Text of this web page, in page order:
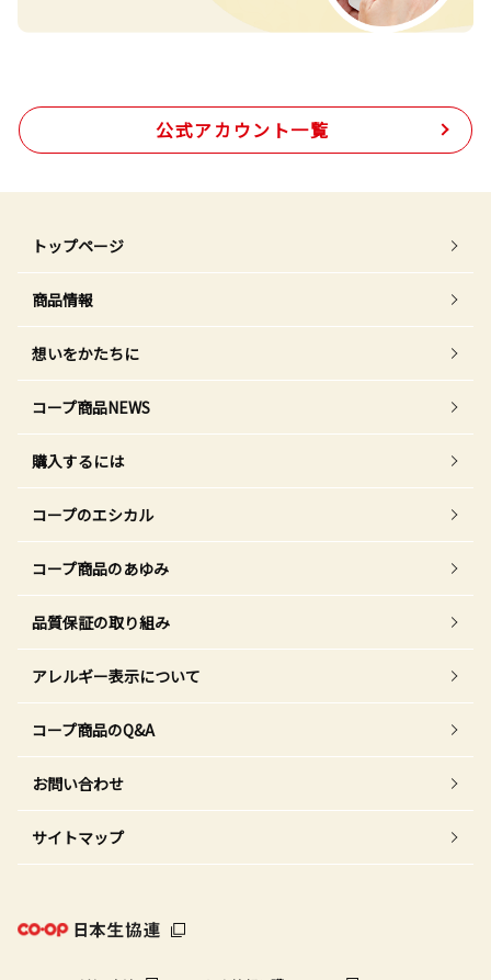
公式アカウント一覧
トップページ
商品情報
想いをかたちに
コープ商品NEWS
購入するには
コープのエシカル
コープ商品のあゆみ
品質保証の取り組み
アレルギー表示について
コープ商品のQ&A
お問い合わせ
サイトマップ